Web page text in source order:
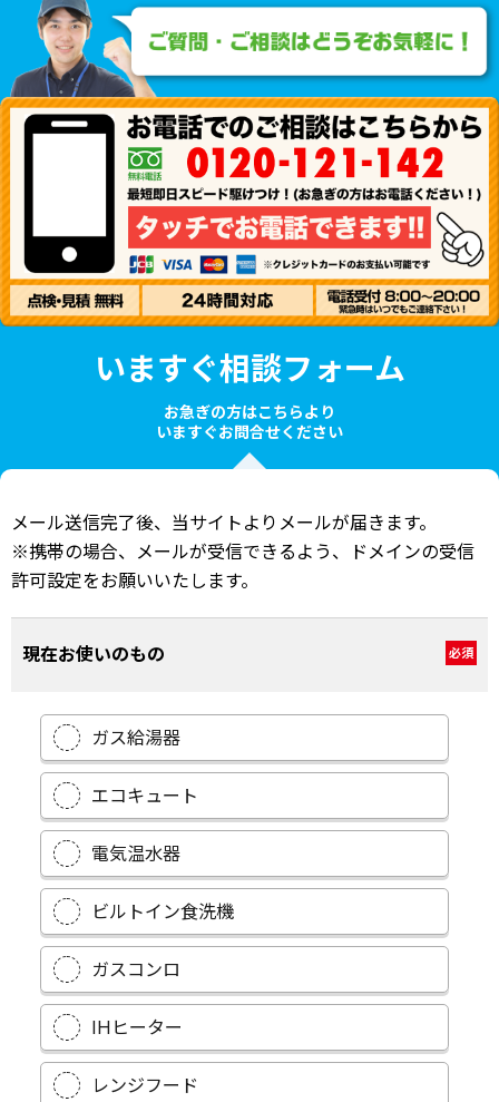
いますぐ相談フォーム
お急ぎの方はこちらより
いますぐお問合せください
メール送信完了後、当サイトよりメールが届きます。
※携帯の場合、メールが受信できるよう、ドメインの受信
許可設定をお願いいたします。
現在お使いのもの 必須
ガス給湯器
エコキュート
電気温水器
ビルトイン食洗機
ガスコンロ
IHヒーター
レンジフード